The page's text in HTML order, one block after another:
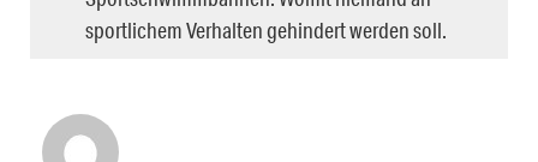
sportlichem Verhalten gehindert werden soll.